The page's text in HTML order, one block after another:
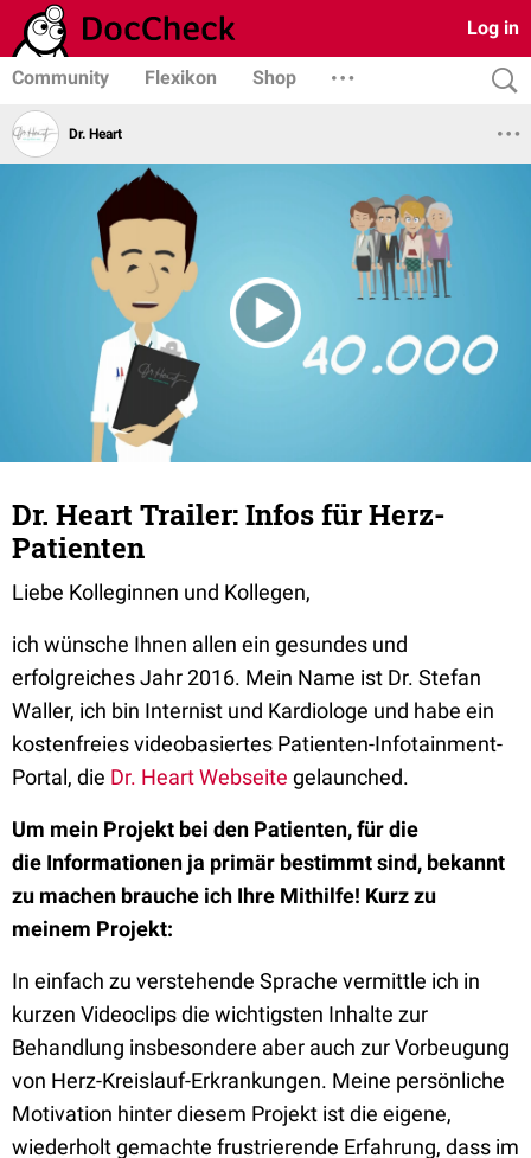
Log in
Community Flexikon Shop
Dr. Heart
Dr. Heart Trailer: Infos für Herz-
Patienten
Liebe Kolleginnen und Kollegen,
ich wünsche Ihnen allen ein gesundes und
erfolgreiches Jahr 2016. Mein Name ist Dr. Stefan
Waller, ich bin Internist und Kardiologe und habe ein
kostenfreies videobasiertes Patienten-Infotainment-
Portal, die Dr. Heart Webseite gelaunched.
Um mein Projekt bei den Patienten, für die
die Informationen ja primär bestimmtsind, bekannt
zu machen brauche ich Ihre Mithilfe! Kurz zu
meinem Projekt:
In einfach zu verstehende Sprache vermittle ich in
kurzen Videoclips die wichtigsten Inhalte zur
Behandlung insbesondere aber auch zur Vorbeugung
von Herz-Kreislauf-Erkrankungen. Meine persönliche
Motivation hinter diesem Projekt ist die eigene,
wiederholt gemachte frustrierende Erfahrung, dass im